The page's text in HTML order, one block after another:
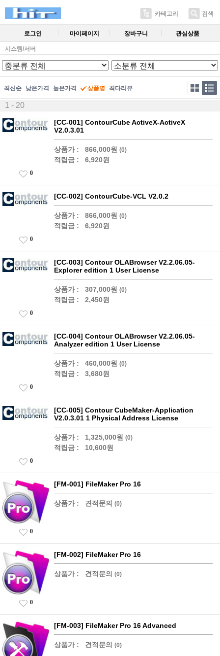
카테고리 검색
로그인 마이페이지 장바구니 관심상품
시스템/서버
최신순 낮은가격 높은가격 상품명 최다리뷰
1 - 20
[CC-001] ContourCube ActiveX-ActiveX
V2.0.3.01
상품가 : 866,000원 (0)
적립금 : 6,920원
0
[CC-002] ContourCube-VCL V2.0.2
상품가 : 866,000원 (0)
적립금 : 6,920원
0
[CC-003] Contour OLABrowser V2.2.06.05-
Explorer edition 1 User License
상품가 : 307,000원 (0)
적립금 : 2,450원
0
[CC-004] Contour OLABrowser V2.2.06.05-
Analyzer edition 1 User License
상품가 : 460,000원 (0)
적립금 : 3,680원
0
[CC-005] Contour CubeMaker-Application
V2.0.3.01 1 Physical Address License
상품가 : 1,325,000원 (0)
적립금 : 10,600원
0
[FM-001] FileMaker Pro 16
상품가 : 견적문의 (0)
0
[FM-002] FileMaker Pro 16
상품가 : 견적문의 (0)
0
[FM-003] FileMaker Pro 16 Advanced
상품가 : 견적문의 (0)